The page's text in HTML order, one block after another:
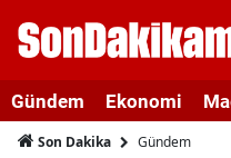
Gündem Ekonomi
Son Dakika Gündem